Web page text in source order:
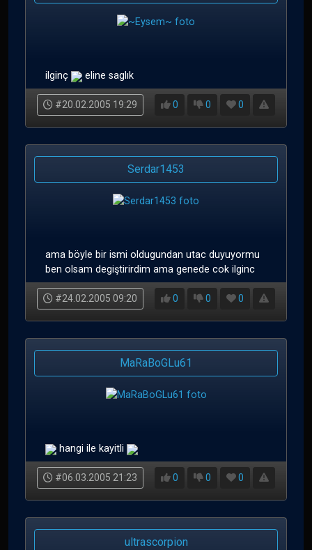
ilginç eline saglık
#20.02.2005 19:29 0 0 0
Serdar1453
ama böyle bir ismi oldugundan utac duyuyormu
ben olsam degiştirirdim ama genede cok ilginc
#24.02.2005 09:20 0 0 0
MaRaBoGLu61
hangi ile kayitli
#06.03.2005 21:23 0 0 0
ultrascorpion